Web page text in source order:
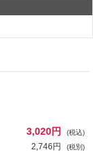
3,020円 (税込)
2,746円 (税別)